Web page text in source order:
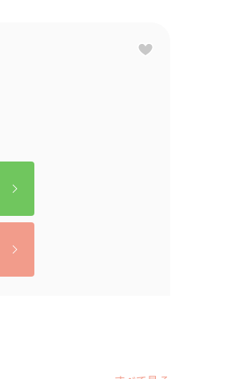
切さを実感していただきま
。
りも初めて聞くお話も。